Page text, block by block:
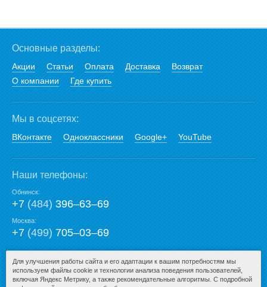
Основные разделы:
Акции Статьи Оплата Доставка
Возврат
О компании
Где купить
Мы в соцсетях:
ВКонтакте Одноклассники Google+ YouTube
Наши телефоны:
Обнинск:
+7(484)396‒63‒69
Москва:
+7(499)705‒03‒69
E-mail:
mail@san-premium.ru
Для улучшения работы сайта и его адаптации к вашим потребностям мы
используем файлы cookie и технологии анализа поведения пользователей,
включая Яндекс Метрику, а также рекомендательные алгоритмы. С подробной